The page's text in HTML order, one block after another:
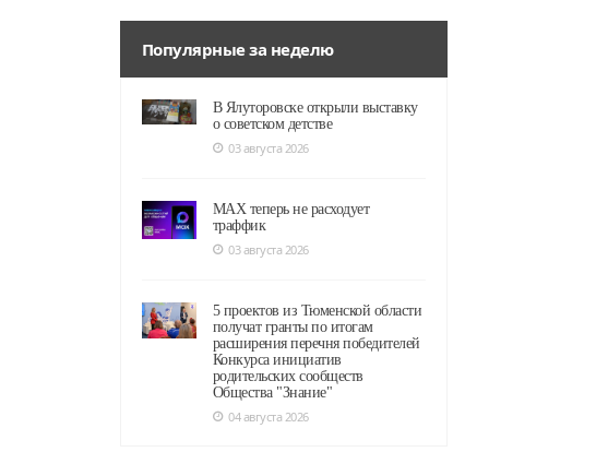
Популярные за неделю
В Ялуторовске открыли выставку
о советском детстве
03 августа 2026
MAX теперь не расходует
траффик
03 августа 2026
5 проектов из Тюменской области
получат гранты по итогам
расширения перечня победителей
Конкурса инициатив
родительских сообществ
Общества "Знание"
04 августа 2026